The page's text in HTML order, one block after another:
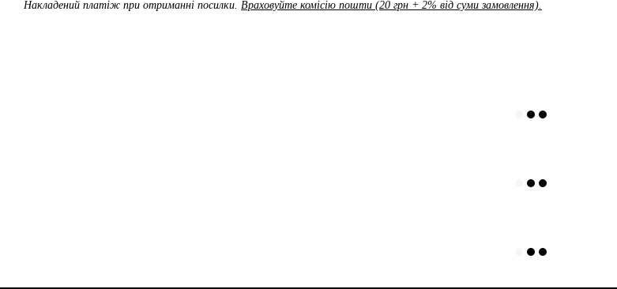
Накладений платіж при отриманні посилки. Враховуйте комісію пошти (20 грн + 2% від суми замовлення).